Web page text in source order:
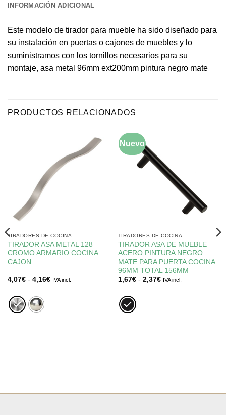
INFORMACIÓN ADICIONAL
Este modelo de tirador para mueble ha sido diseñado para
su instalación en puertas o cajones de muebles y lo
suministramos con los tornillos necesarios para su
montaje, asa metal 96mm ext200mm pintura negro mate
PRODUCTOS RELACIONADOS
TIRADORES DE COCINA
TIRADOR ASA METAL 128
CROMO ARMARIO COCINA
CAJON
4,07€ - 4,16€Rango
IVA incl.
Nuevo
TIRADORES DE COCINA
TIRADOR ASA DE MUEBLE
ACERO PINTURA NEGRO
MATE PARA PUERTA COCINA
96MM TOTAL 156MM
1,67€ - 2,37€Rango
IVA incl.